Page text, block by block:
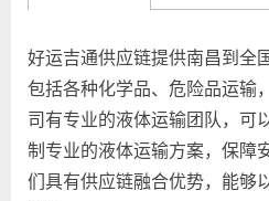
好运吉通供应链提供南昌到全
包括各种化学品、危险品运输
司有专业的液体运输团队，可
制专业的液体运输方案，保障
们具有供应链融合优势，能够